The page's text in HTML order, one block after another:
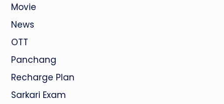
Movie
News
OTT
Panchang
Recharge Plan
Sarkari Exam